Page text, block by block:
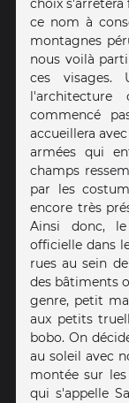
choix
ce nom à
montagnes
nous voilà
ces visages.
commencé
accueillera
armées qui
champs
par les
encore très
Ainsi donc,
officielle dans
rues au sein
des bâtiments
genre, petit
aux petits
bobo. On
au soleil avec
montée sur
qui s'appelle